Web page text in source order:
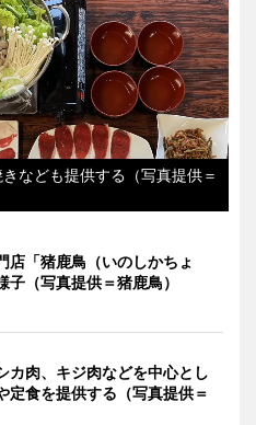
なども提供する（写真提供＝
店「猪鹿鳥（いのしかちょ
子（写真提供＝猪鹿鳥）
カ肉、キジ肉などを中心とし
定食を提供する（写真提供＝